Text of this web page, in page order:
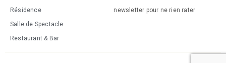
Résidence
Salle de Spectacle
Restaurant & Bar
newsletter pour ne rien rater